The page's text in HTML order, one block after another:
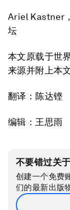
Ariel Kastner
坛
本文原载于世
来源并附上本
翻译：陈达铿
编辑：王思雨
不要错过关
创建一个免费
们的最新出版